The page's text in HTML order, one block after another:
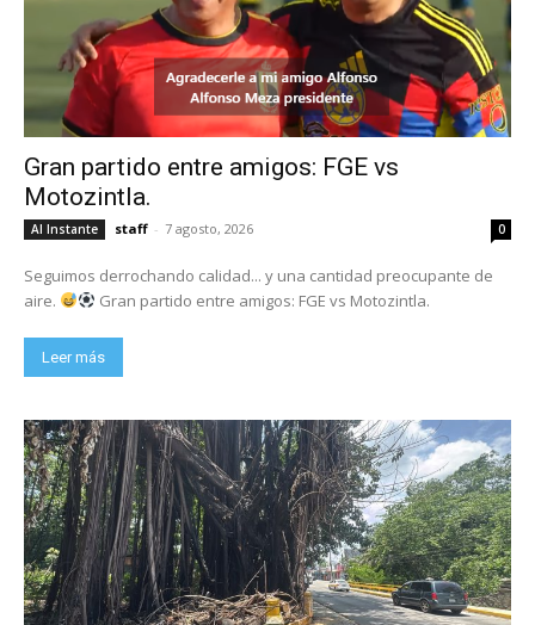
Gran partido entre amigos: FGE vs
Motozintla.
Al Instante staff - 7 agosto, 2026 0
Seguimos derrochando calidad... y una cantidad preocupante de
aire.
Gran partido entre amigos: FGE vs Motozintla.
Leer más